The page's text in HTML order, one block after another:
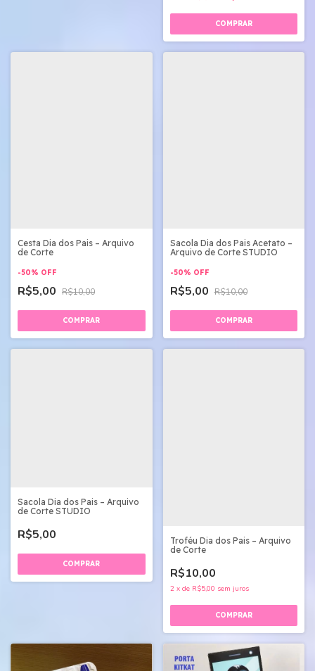
Cesta Dia dos Pais – Arquivo
de Corte
-50% OFF
R$5,00 R$10,00
Sacola Dia dos Pais Acetato –
Arquivo de Corte STUDIO
-50% OFF
R$5,00 R$10,00
Sacola Dia dos Pais – Arquivo
de Corte STUDIO
R$5,00
Troféu Dia dos Pais – Arquivo
de Corte
R$10,00
2 x de R$5,00 sem juros